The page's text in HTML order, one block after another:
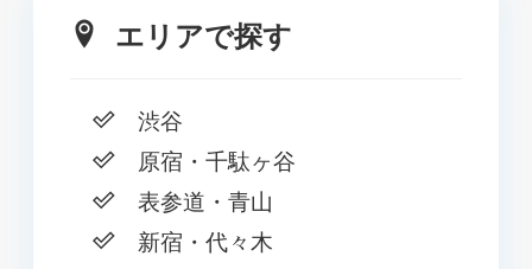
エリアで探す
渋谷
原宿・千駄ヶ谷
表参道・青山
新宿・代々木